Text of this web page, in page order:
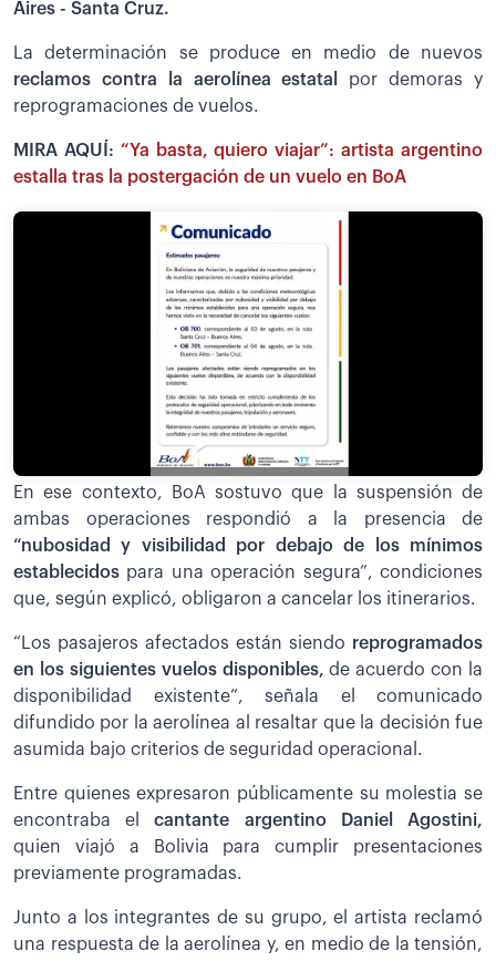
Aires - Santa Cruz.
La determinación se produce en medio de nuevos
reclamos contra la aerolínea estatal
por demoras y
reprogramaciones de vuelos.
MIRA AQUÍ: “Ya basta, quiero viajar”: artista argentino
estalla tras la postergación de un vuelo en BoA
En ese contexto, BoA sostuvo que la suspensión de
ambas operaciones respondió a la presencia de
“nubosidad y visibilidad por debajo de los mínimos
establecidos para una operación segura”, condiciones
que, según explicó, obligaron a cancelar los itinerarios.
“Los pasajeros afectados están siendo reprogramados
en los siguientes vuelos disponibles, de acuerdo con la
disponibilidad existente”, señala el comunicado
difundido por la aerolínea al resaltar que la decisión fue
asumida bajo criterios de seguridad operacional.
Entre quienes expresaron públicamente su molestia se
encontraba elcantante argentino Daniel Agostini,
quien viajó a Bolivia para cumplir presentaciones
previamente programadas.
Junto a los integrantes de su grupo, el artista reclamó
una respuesta de la aerolínea y, en medio de la tensión,